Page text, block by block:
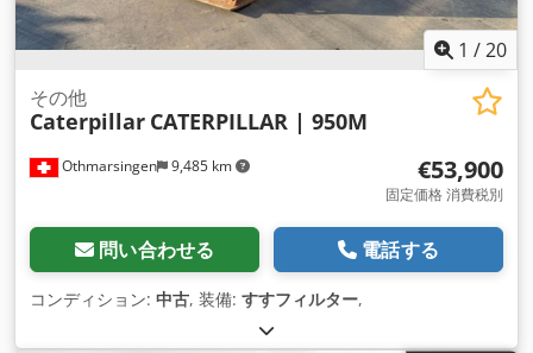
1 /20
Othmarsingen 9,485 km
その他
Caterpillar CATERPILLAR | 950M
€53,900
固定価格 消費税別
問い合わせる 電話する
コンディション: 中古, 装備: すすフィルター,